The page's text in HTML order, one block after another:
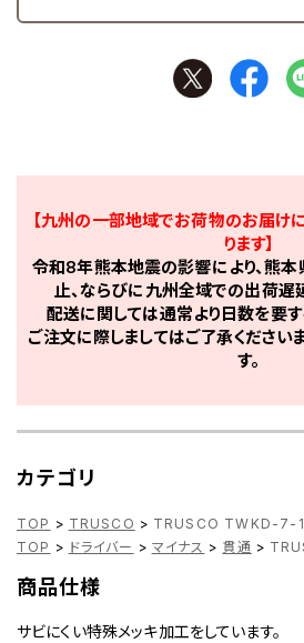
【九州の一部地域でお荷物のお届け
ります】
令和8年熊本地震の影響により、熊
止、ならびに九州全域での出荷遅
配送に関しては通常より日数を要す
ご注文に際しましてはご了承ください
す。
カテゴリ
TOP > TRUSCO > TRUSCO TWKD-7-
TOP > ドライバー > マイナス > 貫通 >
商品仕様
サビにくい特殊メッキ加工をしています。